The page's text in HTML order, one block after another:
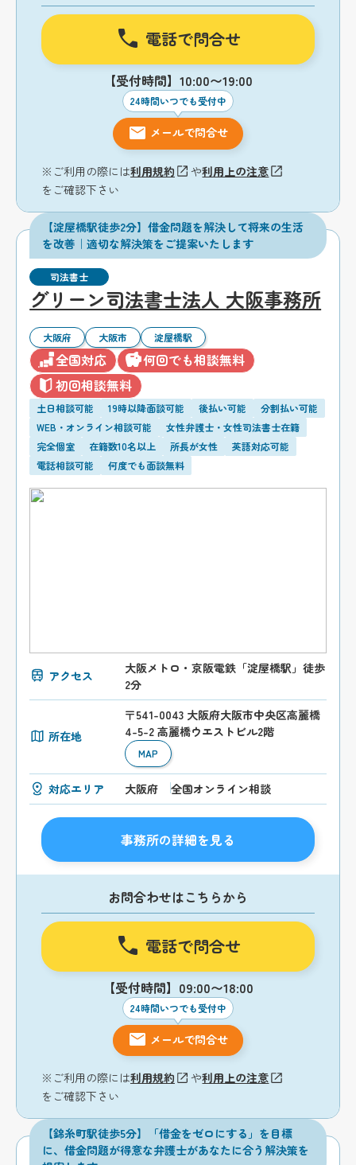
電話で問合せ
【受付時間】10:00〜19:00
24時間いつでも受付中
メールで問合せ
※ご利用の際には利用規約 や利用上の注意
をご確認下さい
【淀屋橋駅徒歩2分】借金問題を解決して将来の生活
を改善｜適切な解決策をご提案いたします
司法書士
グリーン司法書士法人 大阪事務所
大阪府 大阪市 淀屋橋駅
全国対応
何回でも相談無料
初回相談無料
土日相談可能 19時以降面談可能 後払い可能
分割払い可能
WEB・オンライン相談可能
女性弁護士・女性司法書士在籍
完全個室
在籍数10名以上 所長が女性
英語対応可能
電話相談可能
何度でも面談無料
アクセス
大阪メトロ・京阪電鉄「淀屋橋駅」徒歩
2分
所在地
〒541-0043 大阪府大阪市中央区高麗橋
4-5-2 高麗橋ウエストビル2階
MAP
対応エリア 大阪府 全国オンライン相談
事務所の詳細を見る
お問合わせはこちらから
電話で問合せ
【受付時間】09:00〜18:00
24時間いつでも受付中
メールで問合せ
※ご利用の際には利用規約 や利用上の注意
をご確認下さい
【錦糸町駅徒歩5分】「借金をゼロにする」を目標
に、借金問題が得意な弁護士があなたに合う解決策を